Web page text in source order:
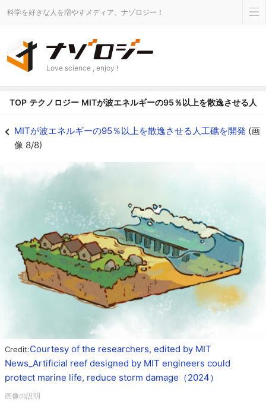
科学を好きな人を増やすメディア、ナゾロジー！
Love science , enjoy !
TOP テクノロジー MITが波エネルギーの95％以上を散逸させる人
MITが波エネルギーの95％以上を散逸させる人工礁を開発 (画
像 8/8)
Credit:Courtesy of the researchers, edited by MIT
News_Artificial reef designed by MIT engineers could
protect marine life, reduce storm damage（2024）